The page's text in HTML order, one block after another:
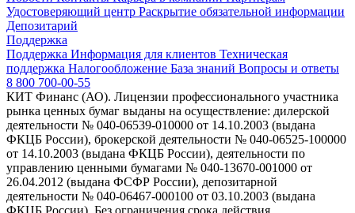
Удостоверяющий центр Раскрытие обязательной информации
Депозитарий
Поддержка
Поддержка Информация для клиентов Техническая
поддержка Налогообложение База знаний Вопросы и ответы
8 800 700-00-55
КИТ Финанс (АО). Лицензии профессионального участника
рынка ценных бумаг выданы на осуществление: дилерской
деятельности № 040-06539-010000 от 14.10.2003 (выдана
ФКЦБ России), брокерской деятельности № 040-06525-100000
от 14.10.2003 (выдана ФКЦБ России), деятельности по
управлению ценными бумагами № 040-13670-001000 от
26.04.2012 (выдана ФСФР России), депозитарной
деятельности № 040-06467-000100 от 03.10.2003 (выдана
ФКЦБ России). Без ограничения срока действия.